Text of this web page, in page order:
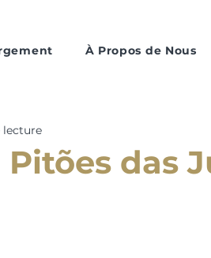
À Propos de Nous
das
lecture